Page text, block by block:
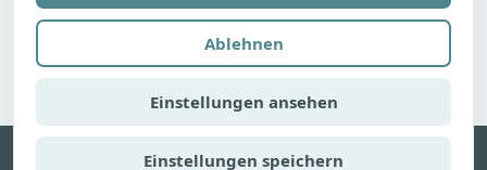
Ablehnen
Einstellungen ansehen
Einstellungen speichern
Beitragsnavigation
ZURÜCK
Herzlich Willkommen!